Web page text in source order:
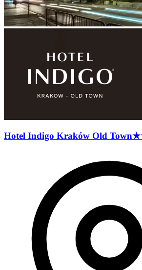
Hotel Indigo Kraków Old Town